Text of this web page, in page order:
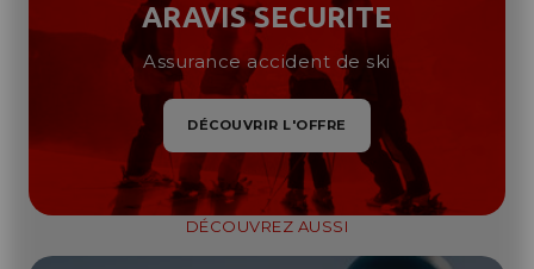
ARAVIS SECURITE
Assurance accident de ski
DÉCOUVRIR L'OFFRE
DÉCOUVREZ AUSSI